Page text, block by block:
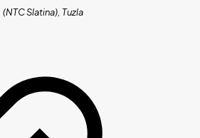
Slatina), Tuzla